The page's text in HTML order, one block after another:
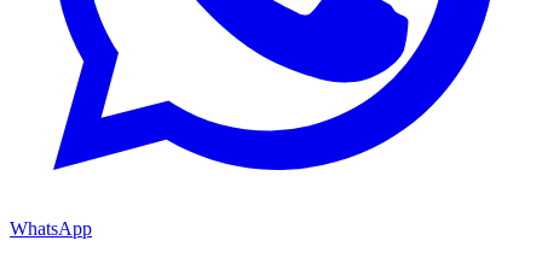
WhatsApp